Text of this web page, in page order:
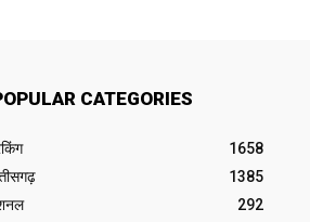
CATEGORIES
1658
1385
292